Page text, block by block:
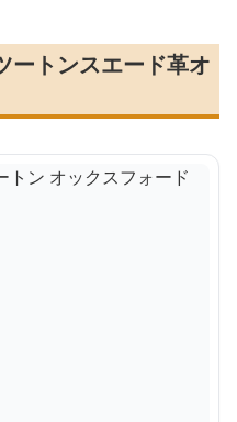
ートンスエード革オ